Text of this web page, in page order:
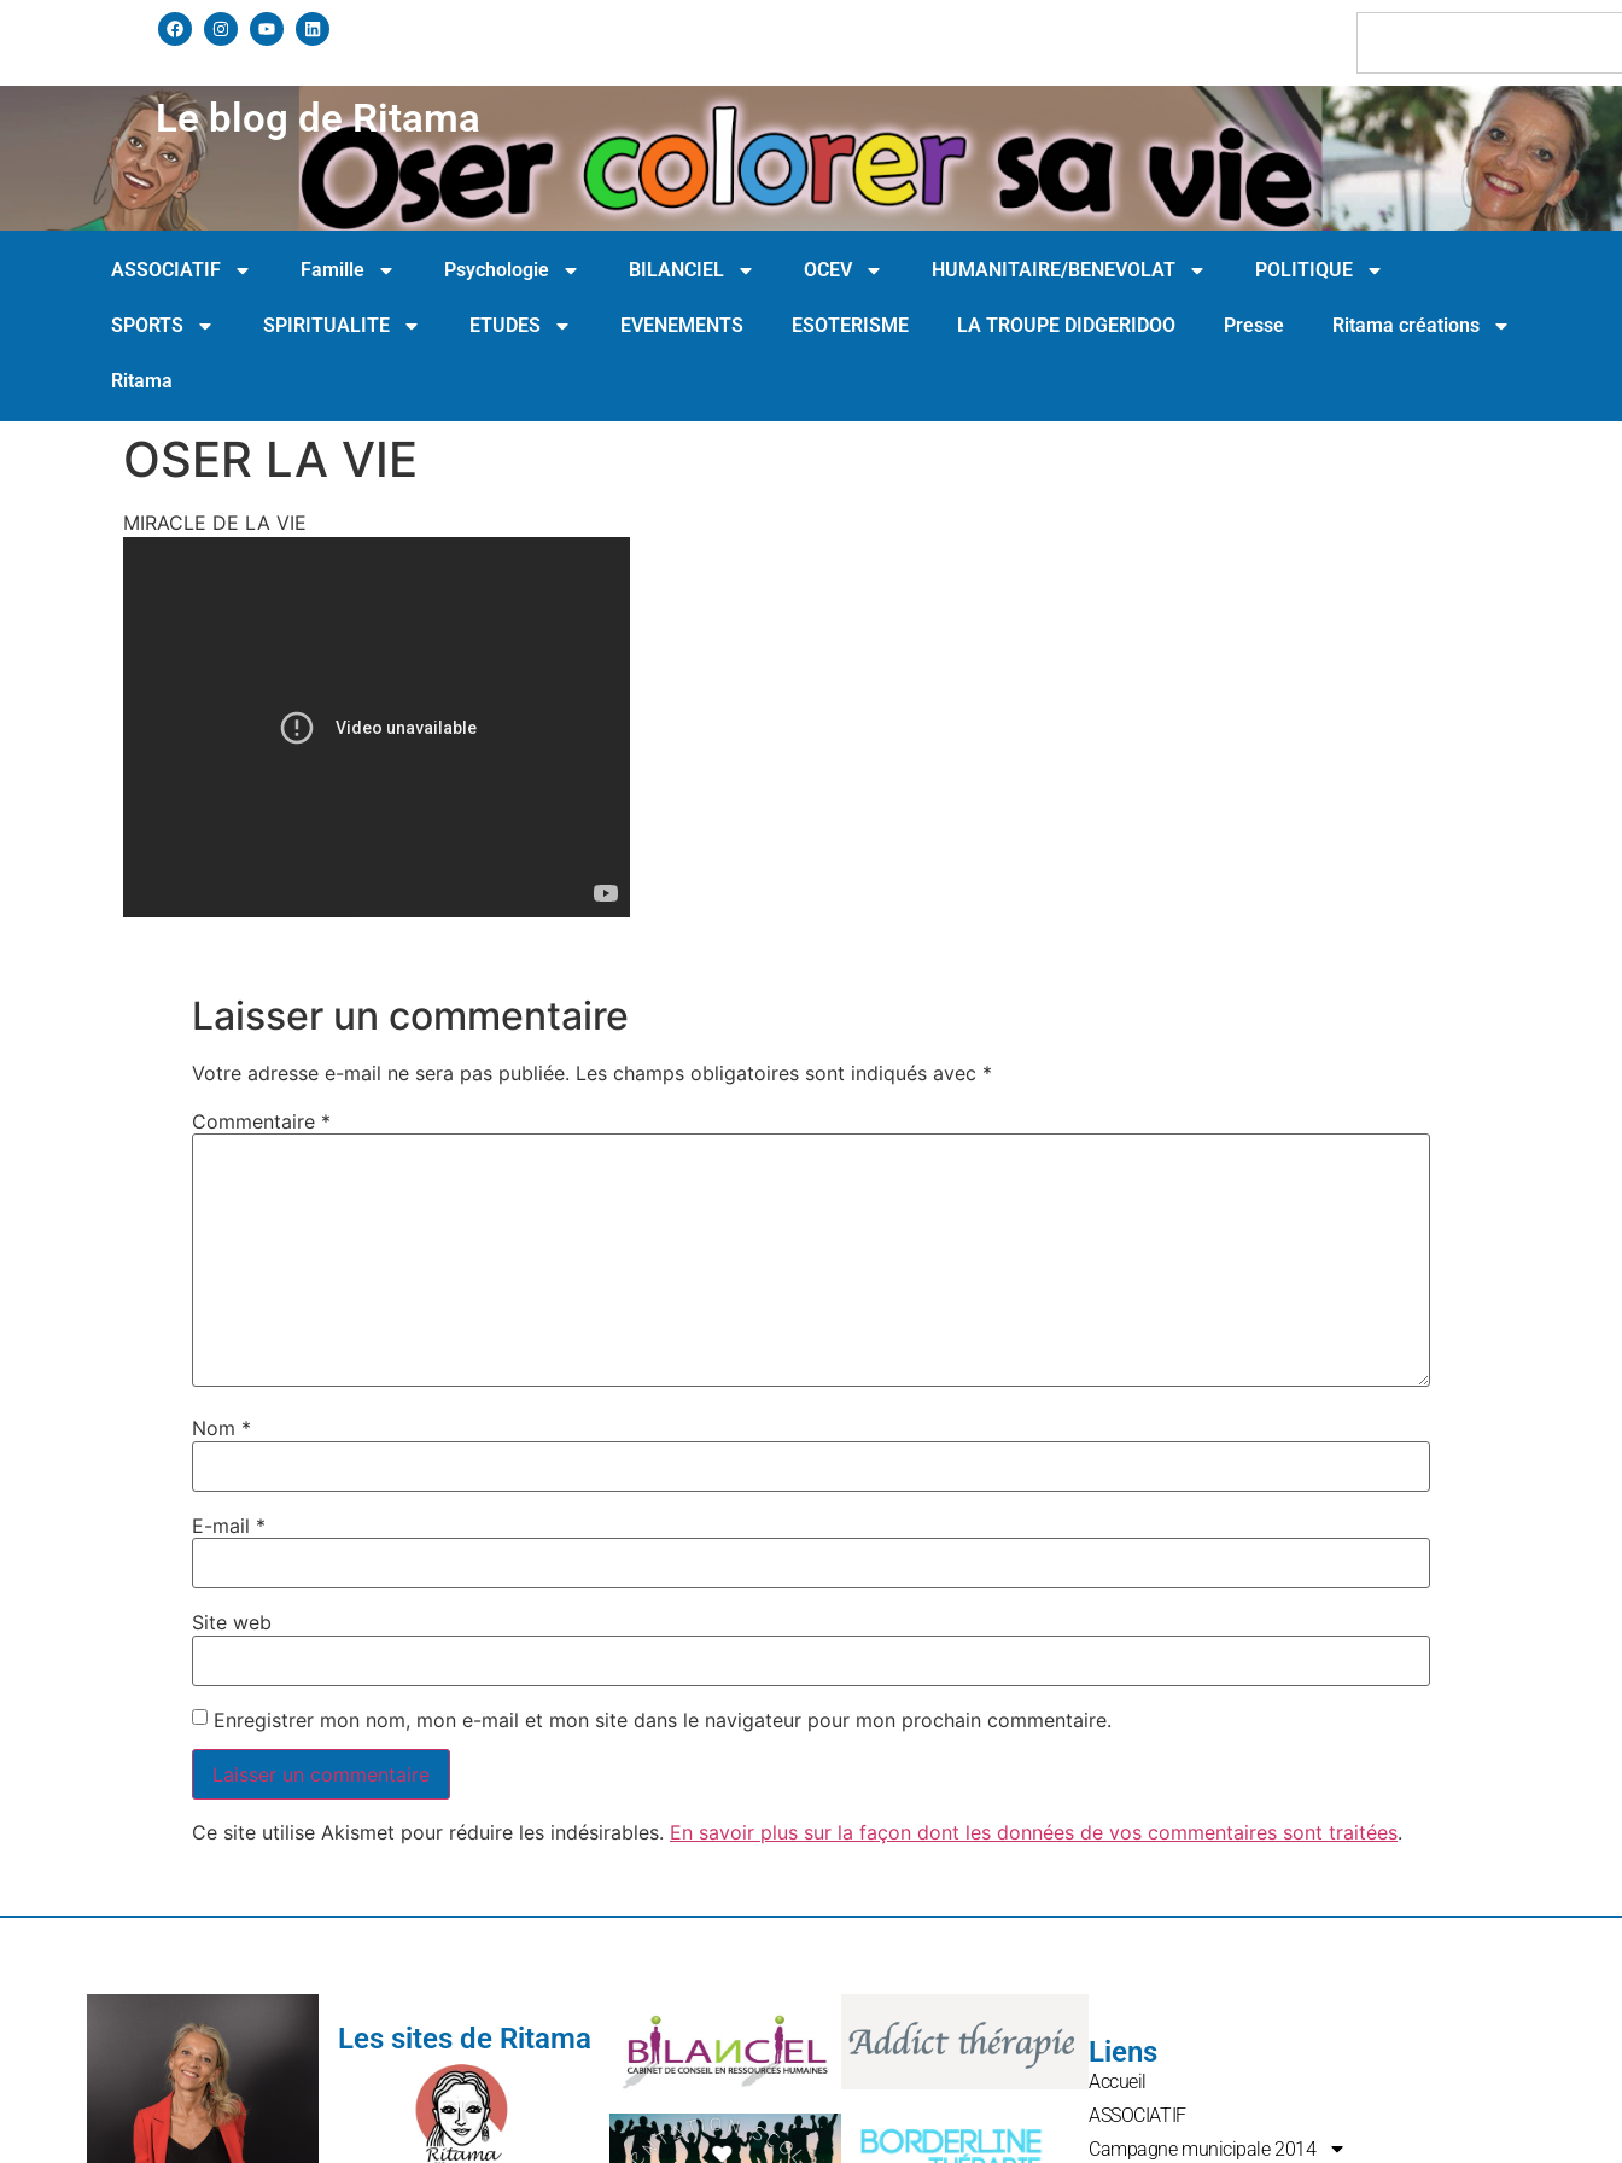
Le blog de Ritama
ASSOCIATIF Famille Psychologie BILANCIEL OCEV HUMANITAIRE/BENEVOLAT POLITIQUE
SPORTS SPIRITUALITE ETUDES EVENEMENTS ESOTERISME LA TROUPE DIDGERIDOO Presse Ritama créations
Ritama
OSER LA VIE
MIRACLE DE LA VIE
Laisser un commentaire
Votre adresse e-mail ne sera pas publiée. Les champs obligatoires sont indiqués avec *
Commentaire *
Nom *
E-mail *
Site web
Enregistrer mon nom, mon e-mail et mon site dans le navigateur pour mon prochain commentaire.
Ce site utilise Akismet pour réduire les indésirables. En savoir plus sur la façon dont les données de vos commentaires sont traitées.
Les sites de Ritama Liens
Accueil
ASSOCIATIF
Campagne municipale 2014